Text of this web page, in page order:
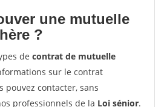
une mutuelle
?
de contrat de mutuelle
sur le contrat
pouvez contacter, sans
professionnels de la Loi sénior.